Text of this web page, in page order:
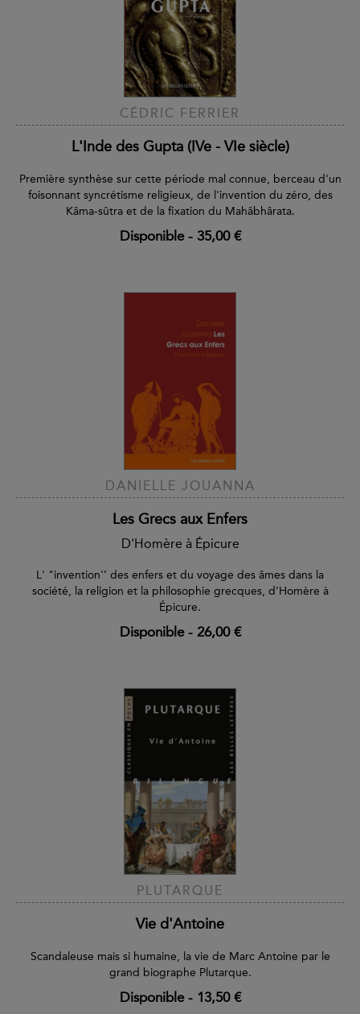
CÉDRIC FERRIER
L'Inde des Gupta (IVe - VIe siècle)
Première synthèse sur cette période mal connue, berceau d'un
foisonnant syncrétisme religieux, de l'invention du zéro, des
Kâma-sûtra et de la fixation du Mahâbhârata.
Disponible- 35,00 €
DANIELLE JOUANNA
Les Grecs aux Enfers
D'Homère à Épicure
L' "invention'’ des enfers et du voyage des âmes dans la
société, la religion et la philosophie grecques, d’Homère à
Épicure.
Disponible- 26,00 €
PLUTARQUE
Vie d'Antoine
Scandaleuse mais si humaine, la vie de Marc Antoine par le
grand biographe Plutarque.
Disponible- 13,50 €